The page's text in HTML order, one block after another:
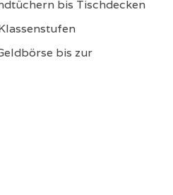
bis Tischdecken
bis zur